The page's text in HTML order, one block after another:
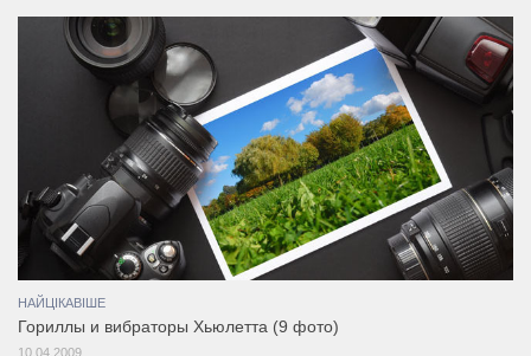
НАЙЦІКАВІШЕ
Гориллы и вибраторы Хьюлетта (9 фото)
10.04.2009